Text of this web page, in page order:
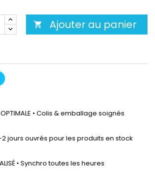
 Ajouter au panier
OPTIMALE • Colis & emballage soignés
1-2 jours ouvrés pour les produits en stock
• Synchro toutes les heures